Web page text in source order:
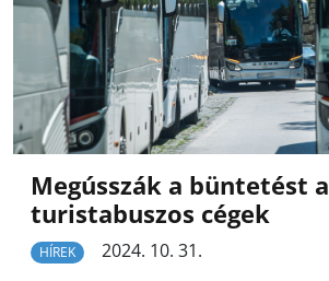
Megússzák a büntetést a
turistabuszos cégek
HÍREK
2024. 10. 31.